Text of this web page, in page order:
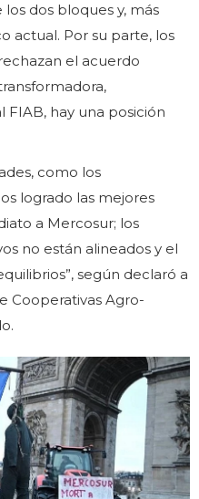
dos bloques y, más
actual. Por su parte, los
el acuerdo
hay una posición
como los
logrado las mejores
a Mercosur; los
no están alineados y el
según declaró a
Cooperativas Agro-